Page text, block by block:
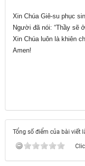
Xin Chúa Giê-su phục
Người đã nói: “Thầy sẽ
Xin Chúa luôn là khiên
Amen!
Tổng số điểm của bài viết